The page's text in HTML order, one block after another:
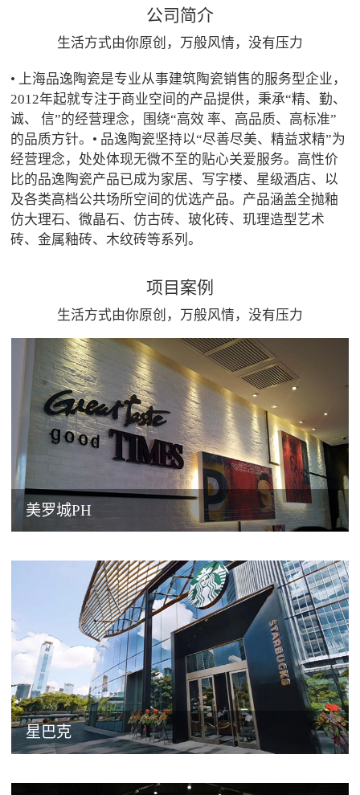
公司简介
生活方式由你原创，万般风情，没有压力
• 上海品逸陶瓷是专业从事建筑陶瓷销售的服务型企业，
2012年起就专注于商业空间的产品提供，秉承“精、勤、
诚、 信”的经营理念，围绕“高效 率、高品质、高标准”
的品质方针。• 品逸陶瓷坚持以“尽善尽美、精益求精”为
经营理念，处处体现无微不至的贴心关爱服务。高性价
比的品逸陶瓷产品已成为家居、写字楼、星级酒店、以
及各类高档公共场所空间的优选产品。产品涵盖全抛釉
仿大理石、微晶石、仿古砖、玻化砖、玑理造型艺术
砖、金属釉砖、木纹砖等系列。
项目案例
生活方式由你原创，万般风情，没有压力
美罗城PH
星巴克